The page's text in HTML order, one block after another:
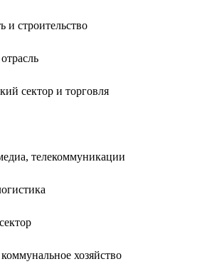
и строительство
сектор и торговля
телекоммуникации
хозяйство